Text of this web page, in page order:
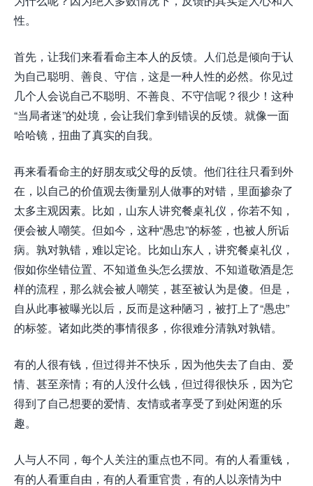
性。
首先，让我们来看看命主本人的反馈。人们总是倾向于认
为自己聪明、善良、守信，这是一种人性的必然。你见过
几个人会说自己不聪明、不善良、不守信呢？很少！这种
“当局者迷”的处境，会让我们拿到错误的反馈。就像一面
哈哈镜，扭曲了真实的自我。
再来看看命主的好朋友或父母的反馈。他们往往只看到外
在，以自己的价值观去衡量别人做事的对错，里面掺杂了
太多主观因素。比如，山东人讲究餐桌礼仪，你若不知，
便会被人嘲笑。但如今，这种“愚忠”的标签，也被人所诟
病。孰对孰错，难以定论。比如山东人，讲究餐桌礼仪，
假如你坐错位置、不知道鱼头怎么摆放、不知道敬酒是怎
样的流程，那么就会被人嘲笑，甚至被认为是傻。但是，
自从此事被曝光以后，反而是这种陋习，被打上了“愚忠”
的标签。诸如此类的事情很多，你很难分清孰对孰错。
有的人很有钱，但过得并不快乐，因为他失去了自由、爱
情、甚至亲情；有的人没什么钱，但过得很快乐，因为它
得到了自己想要的爱情、友情或者享受了到处闲逛的乐
趣。
人与人不同，每个人关注的重点也不同。有的人看重钱，
有的人看重自由，有的人看重官贵，有的人以亲情为中